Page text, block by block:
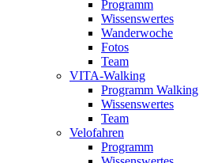
Programm
Wissenswertes
Wanderwoche
Fotos
Team
VITA-Walking
Programm Walking
Wissenswertes
Team
Velofahren
Programm